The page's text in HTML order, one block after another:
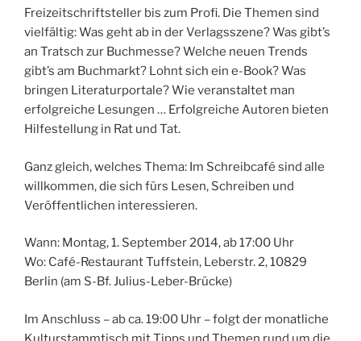
Freizeitschriftsteller bis zum Profi. Die Themen sind
vielfältig: Was geht ab in der Verlagsszene? Was gibt’s
an Tratsch zur Buchmesse? Welche neuen Trends
gibt’s am Buchmarkt? Lohnt sich ein e-Book? Was
bringen Literaturportale? Wie veranstaltet man
erfolgreiche Lesungen … Erfolgreiche Autoren bieten
Hilfestellung in Rat und Tat.
Ganz gleich, welches Thema: Im Schreibcafé sind alle
willkommen, die sich fürs Lesen, Schreiben und
Veröffentlichen interessieren.
Wann: Montag, 1. September 2014, ab 17:00 Uhr
Wo: Café-Restaurant Tuffstein, Leberstr. 2, 10829
Berlin (am S-Bf. Julius-Leber-Brücke)
Im Anschluss – ab ca. 19:00 Uhr – folgt der monatliche